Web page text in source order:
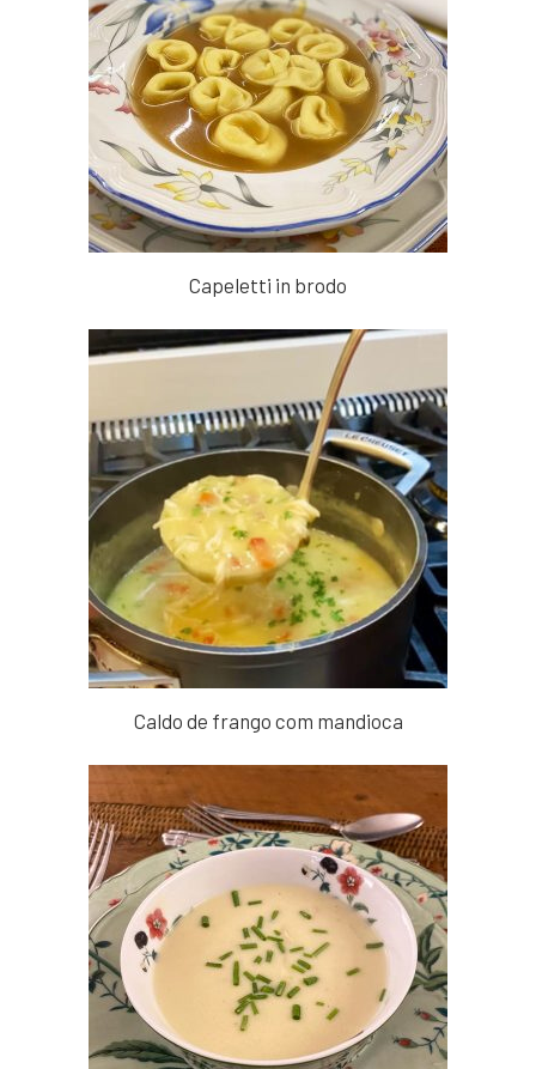
Capeletti in brodo
Caldo de frango com mandioca